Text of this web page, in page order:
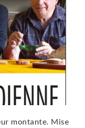
montante. Mise